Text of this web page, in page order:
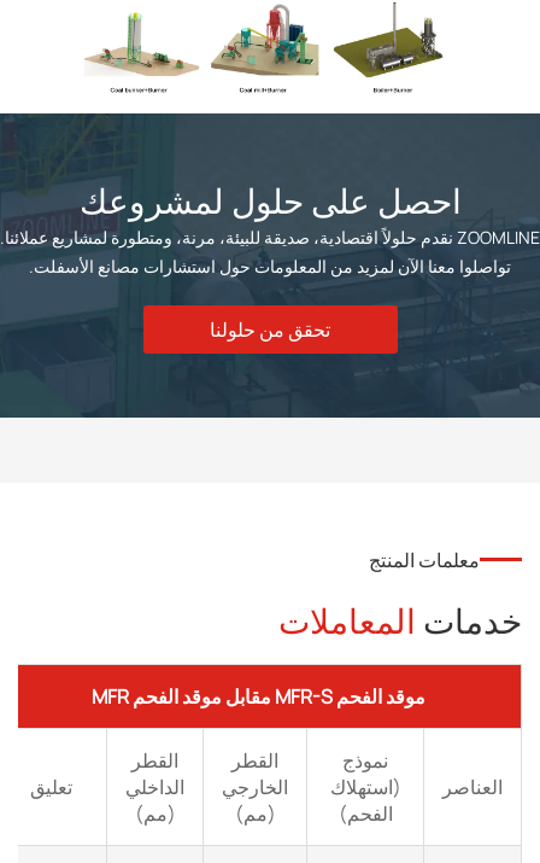
احصل على حلول لمشروعك
ZOOMLINE نقدم حلولاً اقتصادية، صديقة للبيئة، مرنة، ومتطورة لمشاريع عملائنا.
تواصلوا معنا الآن لمزيد من المعلومات حول استشارات مصانع الأسفلت.
تحقق من حلولنا
معلمات المنتج
خدمات المعاملات
موقد الفحم MFR-S مقابل موقد الفحم MFR
العناصر
نموذج
(استهلاك
الفحم)
القطر
الخارجي
(مم)
القطر
الداخلي
(مم)
تعليق